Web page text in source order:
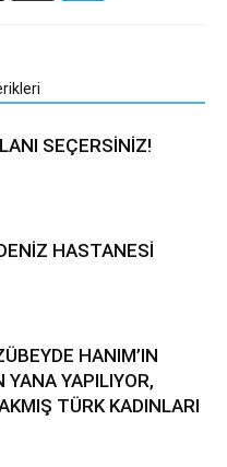
SEÇERSİNİZ!
HASTANESİ
HANIM’IN
YANA YAPILIYOR,
TÜRK KADINLARI